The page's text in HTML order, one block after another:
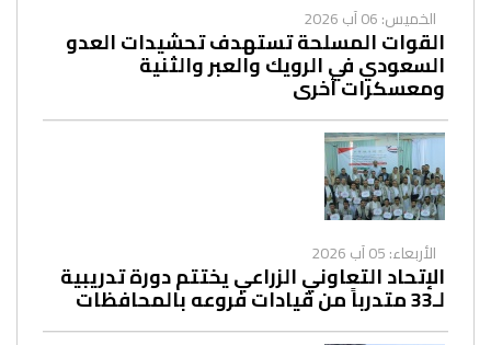
الخميس: 06 آب 2026
القوات المسلحة تستهدف تحشيدات العدو
السعودي في الرويك والعبر والثنية
ومعسكرات أخرى
الأربعاء: 05 آب 2026
الإتحاد التعاوني الزراعي يختتم دورة تدريبية
لـ33 متدرباً من قيادات فروعه بالمحافظات